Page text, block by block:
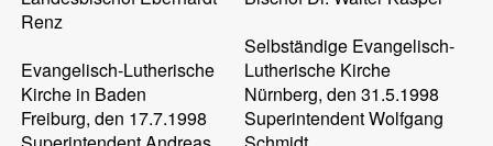
Renz
Evangelisch-Lutherische
Kirche in Baden
Freiburg, den 17.7.1998
Selbständige Evangelisch-
Lutherische Kirche
Nürnberg, den 31.5.1998
Superintendent Wolfgang